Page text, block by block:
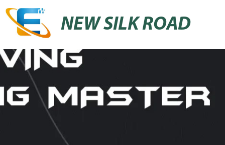
NEW SILK ROAD